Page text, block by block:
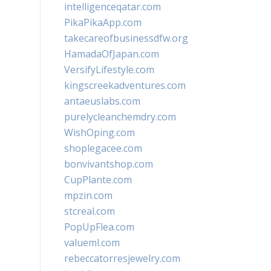
intelligenceqatar.com
PikaPikaApp.com
takecareofbusinessdfw.org
HamadaOfJapan.com
VersifyLifestyle.com
kingscreekadventures.com
antaeuslabs.com
purelycleanchemdry.com
WishOping.com
shoplegacee.com
bonvivantshop.com
CupPlante.com
mpzin.com
stcreal.com
PopUpFlea.com
valueml.com
rebeccatorresjewelry.com